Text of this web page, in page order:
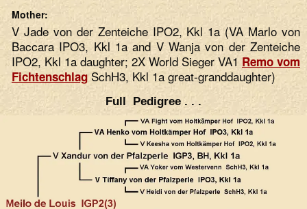
Mother:
V Jade von der Zenteiche IPO2, Kkl 1a (VA Marlo von
Baccara IPO3, Kkl 1a and V Wanja von der Zenteiche
IPO2, Kkl 1a daughter; 2X World Sieger VA1 Remo vom
FichtenschlagSchH3, Kkl 1a great-granddaughter)
Full Pedigree . . .